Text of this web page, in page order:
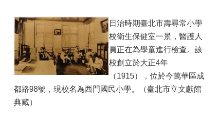
日治時期臺北市壽尋常小學
校衛生保健室一景，醫護人
員正在為學童進行檢查。該
校創立於大正4年
（1915），位於今萬華區成
都路98號，現校名為西門國民小學。（臺北市立文獻館
典藏）